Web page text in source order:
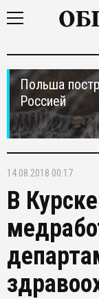
Польша
Россией
14.08.2018 00:17
В